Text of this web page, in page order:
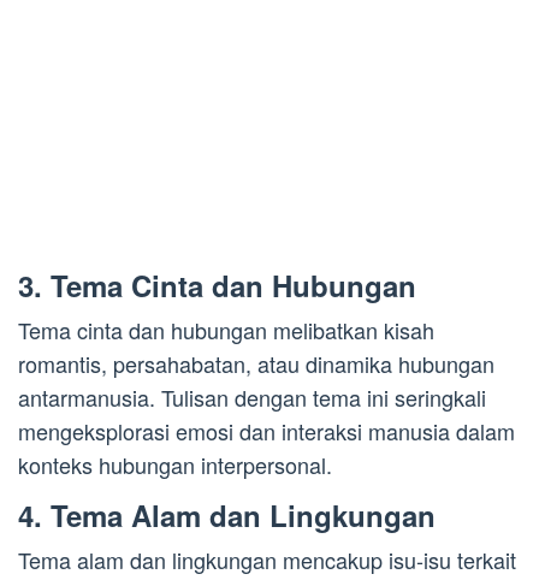
3. Tema Cinta dan Hubungan
Tema cinta dan hubungan melibatkan kisah
romantis, persahabatan, atau dinamika hubungan
antarmanusia. Tulisan dengan tema ini seringkali
mengeksplorasi emosi dan interaksi manusia dalam
konteks hubungan interpersonal.
4. Tema Alam dan Lingkungan
Tema alam dan lingkungan mencakup isu-isu terkait